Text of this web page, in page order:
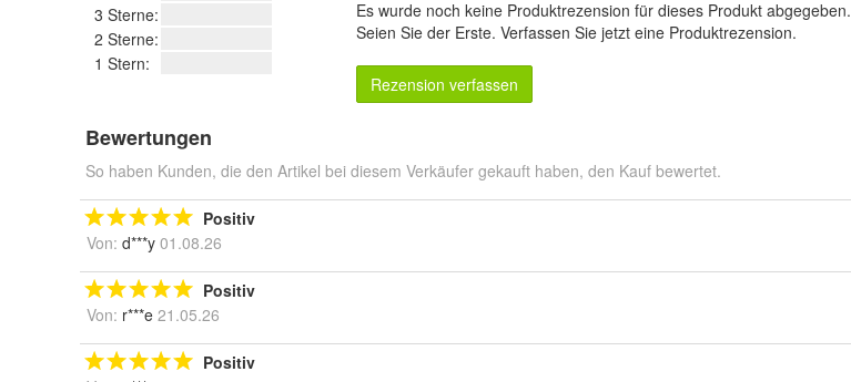
3 Sterne:
2 Sterne:
1 Stern:
Es wurde noch keine Produktrezension für dieses Produkt abgegeben.
Seien Sie der Erste. Verfassen Sie jetzt eine Produktrezension.
Rezension verfassen
Bewertungen
So haben Kunden, die den Artikel bei diesem Verkäufer gekauft haben, den Kauf bewertet.
Positiv
Von: d***y 01.08.26
Positiv
Von: r***e 21.05.26
Positiv